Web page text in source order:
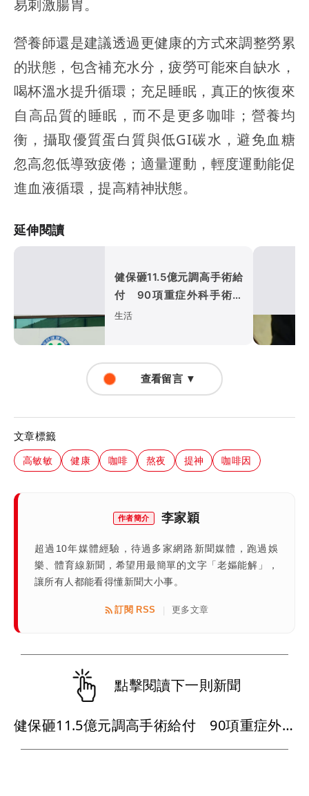
易刺激腸胃。
營養師還是建議透過更健康的方式來調整勞累
的狀態，包含補充水分，疲勞可能來自缺水，
喝杯溫水提升循環；充足睡眠，真正的恢復來
自高品質的睡眠，而不是更多咖啡；營養均
衡，攝取優質蛋白質與低GI碳水，避免血糖
忽高忽低導致疲倦；適量運動，輕度運動能促
進血液循環，提高精神狀態。
延伸閱讀
健保砸11.5億元調高手術給
付 90項重症外科手術最
快9月上路
生活
查看留言 ▼
文章標籤
高敏敏 健康 咖啡 熬夜 提神 咖啡因
作者簡介 李家穎
超過10年媒體經驗，待過多家網路新聞媒體，跑過娛
樂、體育線新聞，希望用最簡單的文字「老嫗能解」，
讓所有人都能看得懂新聞大小事。
訂閱 RSS | 更多文章
點擊閱讀下一則新聞
健保砸11.5億元調高手術給付 90項重症外科手術最快9月上路